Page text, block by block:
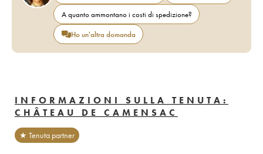
A quanto ammontano i costi di spedizione?
Ho un'altra domanda
INFORMAZIONI SULLA TENUTA:
CHÂTEAU DE CAMENSAC
★ Tenuta partner